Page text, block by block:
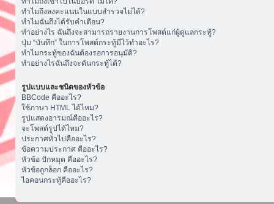
ทำไมถึงลงคะแนนในแบบสำรวจไม่ได้?
ทำไมฉันถึงได้รับคำเตือน?
ทำอย่างไร ฉันถึงจะสามารถรายงานการโพสต์แก่ผู้ดูแลกระทู้?
ปุ่ม “บันทึก” ในการโพสต์กระทู้มีไว้ทำอะไร?
ทำไมกระทู้ของฉันต้องรอการอนุมัติ?
ทำอย่างไรฉันถึงจะดันกระทู้ได้?
รูปแบบและชนิดของหัวข้อ
BBCode คืออะไร?
ใช้ภาษา HTML ได้ไหม?
รูปแสดงอารมณ์คืออะไร?
จะโพสต์รูปได้ไหม?
ประกาศทั่วไปคืออะไร?
ข้อความประกาศ คืออะไร?
หัวข้อ ปักหมุด คืออะไร?
หัวข้อถูกล็อก คืออะไร?
ไอคอนกระทู้คืออะไร?